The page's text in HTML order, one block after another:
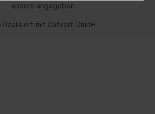
anders angegeben.
Realisiert mit Cutvert GmbH